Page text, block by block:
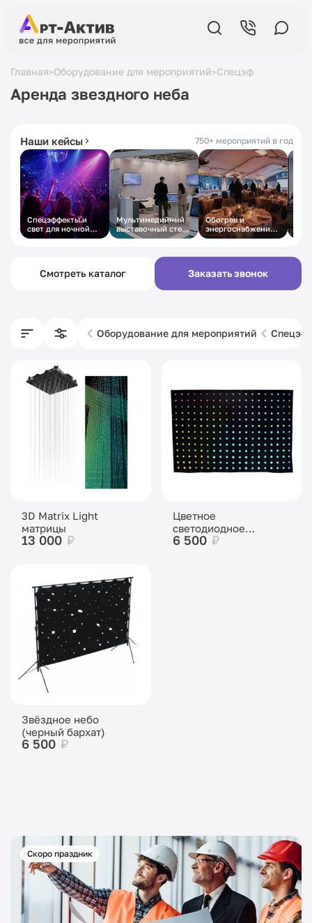
Главная>Оборудование для мероприятий>Спецэффекты
Аренда звездного неба
5,0в Яндексе
430+ отзывов
19 летна рынке
с 2007 года
Наши кейсы 750+ мероприятий в год
Спецэффекты и
свет для ночной
вечеринки
Мультимедийный
выставочный стенд
под ключ
Обогрев и
энергоснабжение
зимнего
шатре
Смотреть каталог Заказать звонок
Оборудование для мероприятий
3D Matrix Light
матрицы
13 000 ₽
Цветное
светодиодное
звездное небо
6 500 ₽
Звёздное небо
(черный бархат)
6 500 ₽
Скоро праздник